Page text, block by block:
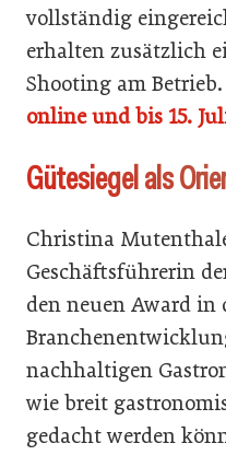
vollständig
erhalten zusätzlich
Shooting am Betrieb.
online und bis 15.
Gütesiegel als
Christina
Geschäftsführerin
den neuen Award in
nachhaltigen
wie breit
gedacht werden